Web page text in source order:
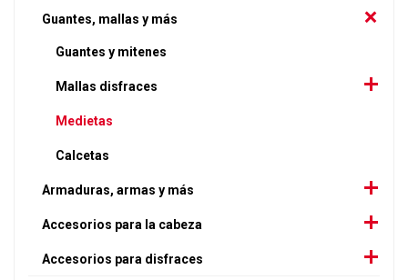
Guantes, mallas y más
Guantes y mitenes
Mallas disfraces
Medietas
Calcetas
Armaduras, armas y más
Accesorios para la cabeza
Accesorios para disfraces